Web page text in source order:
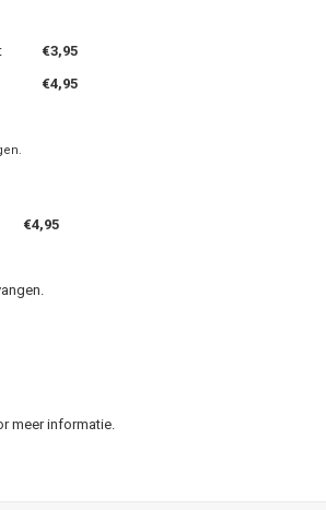
€3,95
€4,95
€4,95
meer informatie.